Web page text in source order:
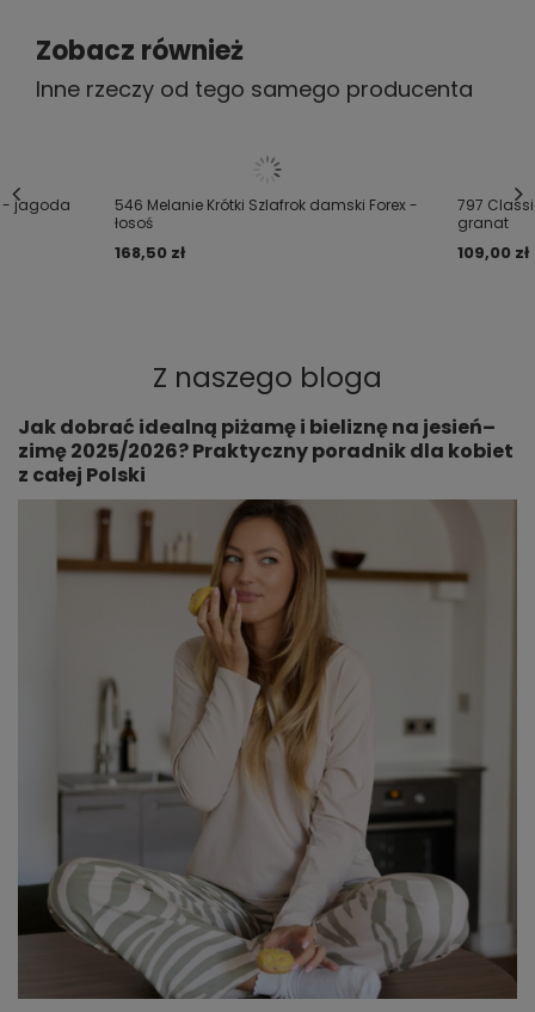
Maria, Limanowa
Właśnie takiego szlafroczka poszukiwałam i nie
spodziewałam się że będzie taki świetny! Polecam, jest
delikatny w dotyku, długość idealna, bardzo dobrze
wykończony! Polecam!
ZOBACZ WIĘCEJ
Zobacz również
Inne rzeczy od tego samego producenta
- jagoda
546 Melanie Krótki Szlafrok damski Forex -
łosoś
168,50 zł
797
granat
109,00 zł
Z naszego bloga
Jak dobrać idealną piżamę i bieliznę na jesień–
zimę 2025/2026? Praktyczny poradnik dla kobiet
z całej Polski